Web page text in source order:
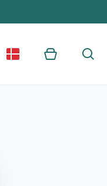
Kurv Søg